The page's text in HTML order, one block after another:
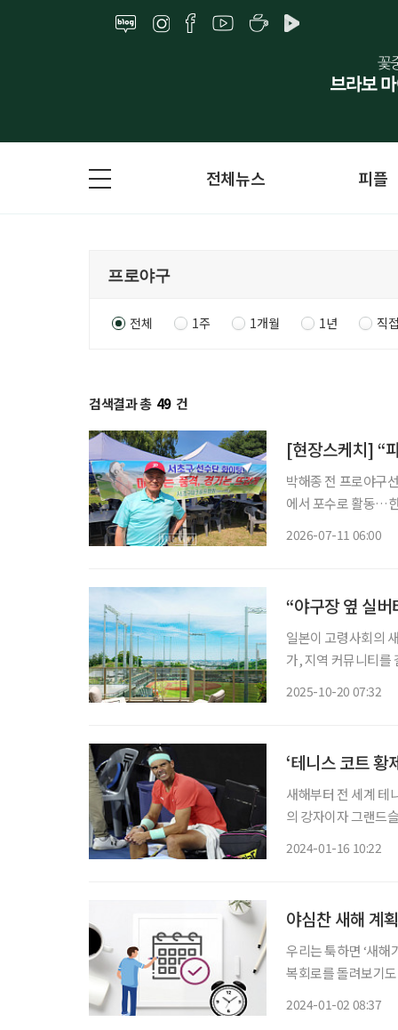
전체뉴스 피플
전체 1주 1개월 1년 직
검색결과 총 49 건
[현장스케치] “
박해종 전 프로야구선
에서 포수로 활동…
2026-07-11 06:00
“야구장 옆 실
일본이 고령사회의
가, 지역 커뮤니티를 결합
2025-10-20 07:32
‘테니스 코트
새해부터 전 세계 테
의 강자이자 그랜드
2024-01-16 10:22
야심찬 새해 계
우리는 툭하면 ‘새해
복회로를 돌려보기
2024-01-02 08:37